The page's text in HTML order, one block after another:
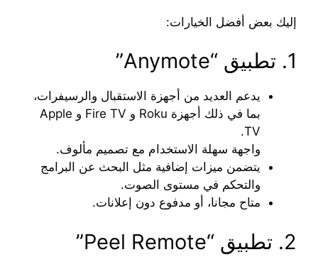
إليك بعض أفضل الخيارات:
1. تطبيق “Anymote”
يدعم العديد من أجهزة الاستقبال والرسيفرات،
بما في ذلك أجهزة Roku و Fire TV و Apple
TV.
واجهة سهلة الاستخدام مع تصميم مألوف.
يتضمن ميزات إضافية مثل البحث عن البرامج
والتحكم في مستوى الصوت.
متاح مجانا، أو مدفوع دون إعلانات.
2. تطبيق “Peel Remote”